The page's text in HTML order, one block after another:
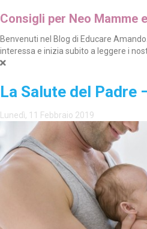
Consigli per Neo Mamme
Benvenuti nel Blog di Educare
interessa e inizia subito a leggere i
La Salute del Padre
Lunedì, 11 Febbraio 2019